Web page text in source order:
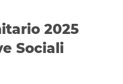
2025
Sociali